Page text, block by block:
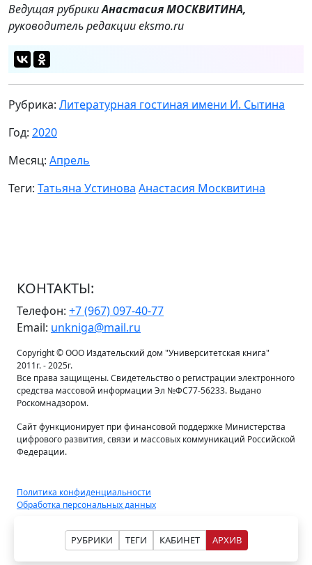
РУБРИКИ ТЕГИ КАБИНЕТ АРХИВ
Ведущая рубрикиАнастасия МОСКВИТИНА,
руководитель редакции eksmo.ru
Рубрика: Литературная гостиная имени И. Сытина
Год: 2020
Месяц: Апрель
Теги: Татьяна Устинова Анастасия Москвитина
КОНТАКТЫ:
Телефон: +7 (967) 097-40-77
Email: unkniga@mail.ru
Copyright © ООО Издательский дом "Университетская книга"
2011г. - 2025г.
Все права защищены. Свидетельство о регистрации электронного
средства массовой информации Эл №ФС77-56233. Выдано
Роскомнадзором.
Сайт функционирует при финансовой поддержке Министерства
цифрового развития, связи и массовых коммуникаций Российской
Федерации.
Политика конфиденциальности
Обработка персональных данных